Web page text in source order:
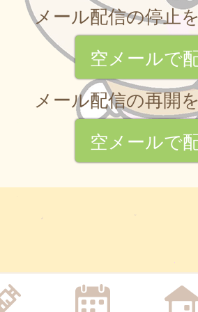
メール配信の停止
空メールで
メール配信の再開
空メールで